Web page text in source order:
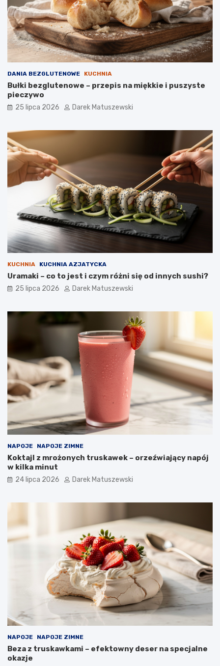
DANIA BEZGLUTENOWE KUCHNIA
Bułki bezglutenowe – przepis na miękkie i puszyste
pieczywo
25 lipca 2026 Darek Matuszewski
KUCHNIA KUCHNIA AZJATYCKA
Uramaki – co to jest i czym różni się od innych sushi?
25 lipca 2026 Darek Matuszewski
NAPOJE NAPOJE ZIMNE
Koktajl z mrożonych truskawek – orzeźwiający napój
w kilka minut
24 lipca 2026 Darek Matuszewski
NAPOJE NAPOJE ZIMNE
Beza z truskawkami – efektowny deser na specjalne
okazje